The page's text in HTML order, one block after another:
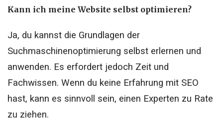
Kann ich meine Website selbst optimieren?
Ja, du kannst die Grundlagen der
Suchmaschinenoptimierung selbst erlernen und
anwenden. Es erfordert jedoch Zeit und
Fachwissen. Wenn du keine Erfahrung mit SEO
hast, kann es sinnvoll sein, einen Experten zu Rate
zu ziehen.